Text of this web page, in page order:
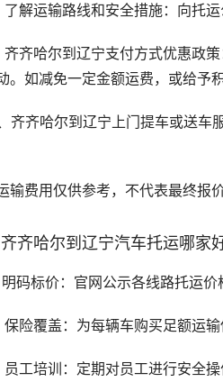
了解运输路线和安全措施：向托
齐齐哈尔到辽宁支付方式优惠政
。如减免一定金额运费，或给予
齐齐哈尔到辽宁上门提车或送
输费用仅供参考，不代表最终报
齐哈尔到辽宁汽车托运哪家
明码标价：官网公示各线路托运
保险覆盖：为每辆车购买足额运
员工培训：定期对员工进行安全